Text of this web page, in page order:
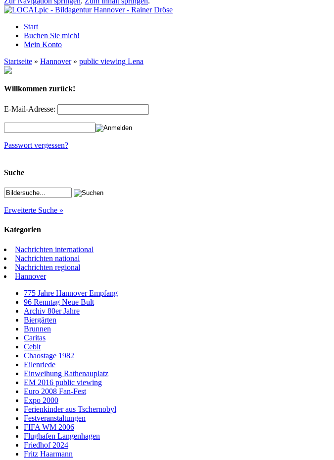
Start
Buchen Sie mich!
Mein Konto
Startseite » Hannover» public viewing Lena
Willkommen zurück!
E-Mail-Adresse:
Passwort vergessen?
Suche
Erweiterte Suche »
Kategorien
Nachrichten international
Nachrichten national
Nachrichten regional
Hannover
775 Jahre Hannover Empfang
96 Renntag Neue Bult
Archiv 80er Jahre
Biergärten
Brunnen
Caritas
Cebit
Chaostage 1982
Eilenriede
Einweihung Rathenauplatz
EM 2016 public viewing
Euro 2008 Fan-Fest
Expo 2000
Ferienkinder aus Tschernobyl
Festveranstaltungen
FIFA WM 2006
Flughafen Langenhagen
Friedhof 2024
Fritz Haarmann